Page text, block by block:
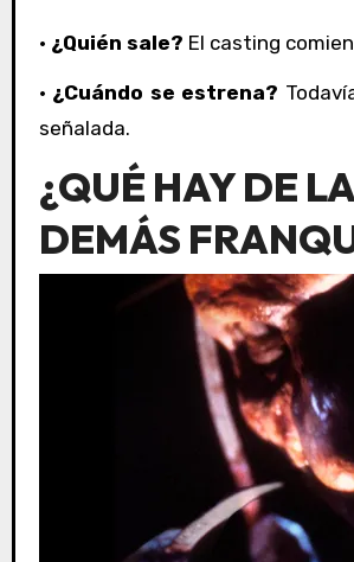
· ¿Quién sale? El casting
· ¿Cuándo se estrena?
señalada.
¿QUÉ HAY DE
DEMÁS